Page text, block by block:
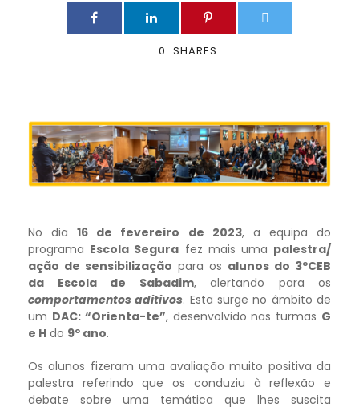
0 SHARES
No dia16 de fevereiro de 2023, a equipa do
programa Escola Segura fez mais uma palestra/
ação de sensibilização para os alunos do 3ºCEB
da Escola de Sabadim, alertando para os
comportamentos aditivos. Esta surge no âmbito de
um DAC: “Orienta-te”, desenvolvido nas turmas G
e H do 9º ano.
Os alunos fizeram uma avaliação muito positiva da
palestra referindo que os conduziu à reflexão e
debate sobre uma temática que lhes suscita